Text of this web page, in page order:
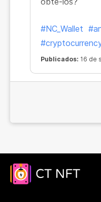
#NC_Wallet
Publicados: 16 de